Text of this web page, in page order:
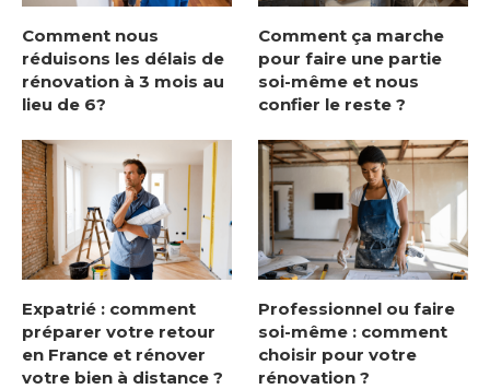
Comment nous
réduisons les délais de
rénovation à 3 mois au
lieu de 6?
Comment ça marche
pour faire une partie
soi-même et nous
confier le reste ?
Expatrié : comment
préparer votre retour
en France et rénover
votre bien à distance ?
Professionnel ou faire
soi-même : comment
choisir pour votre
rénovation ?